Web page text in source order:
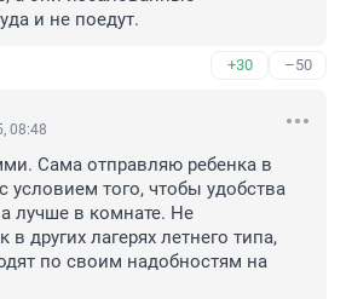
и не поедут.
+30 –50
08:48
Сама отправляю ребенка в
условием того, чтобы удобства
лучше в комнате. Не
в других лагерях летнего типа,
по своим надобностям на